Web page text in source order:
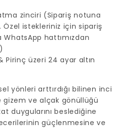
zinciri (Sipariş notuna
Özel istekleriniz için sipariş
hattımızdan
Pirinç üzeri 24 ayar altın
yönleri arttırdığı bilinen inci
gizem ve alçak gönüllüğü
duygularını beslediğine
güçlenmesine ve